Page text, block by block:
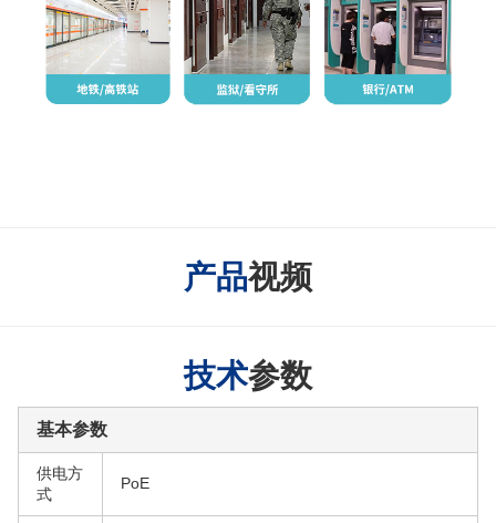
产品视频
技术参数
基本参数
供电方
式
PoE